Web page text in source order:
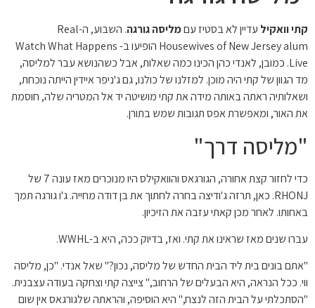
קתי וואקיל עדיין לא בסטיז עםמליסה גורגה
. השבוע, ה-Real
Housewives of New Jersey alum הופיעו ב- Watch What Happens
Live. כמובן, לאנדי כהן הכינו כמה שאלות, אבל כשהנושא עבר למליסה,
מד הגוון של קתי היה מוכן. למזלנו של כולנו, גם ג'ניפר איידין הייתה נוכחת,
ושאלותיה ראתה באותה מידה את קתי מושיטה יד אל המטריה שלה, חוסמת
את האור, ומאפשרת אפס תגובות שמש בתורן.
"מליסה דרך"
כדי לחזור קצת אחורה, הגורגאס והוואקילס היו מנוכרים מאז עונה 7 של
RHONJ. כאן, תרזה ג'ודיצה בחרה לחתוך את בן דודה מחייה. ג'ו גורגה תמך
באחותו. לאחר מכן קאתי עזבה את הזיכיון.
עברו שנים מאז שראינו את קתי. ואז, בדיוק ככה, היא ב-WWHL.
"אתם בונים בית ליד הבית החדש של מליסה, נכון?" שאל אנדי. "כן, מליסה
ווי. ככל הנראה, היא הבעלים של הרחוב," צייצה קתי וצחקה בעודה עצבנית.
"הסתכלתי על הבית הזה לנצח," היא הוסיפה, והראתה שלגורגאס אין שום